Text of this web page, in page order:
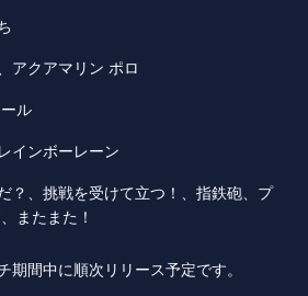
アクアマリン ポロ
ル
レインボーレーン
？、挑戦を受けて立つ！、指鉄砲、プ
またまた！
期間中に順次リリース予定です。